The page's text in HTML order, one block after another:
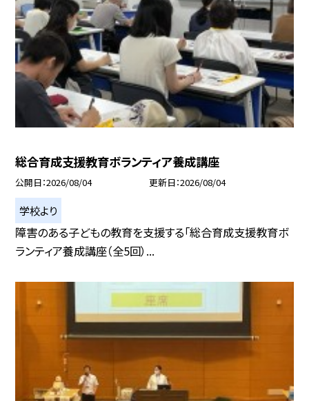
総合育成支援教育ボランティア養成講座
公開日 2026/08/04 更新日 2026/08/04
学校より
障害のある子どもの教育を支援する「総合育成支援教育ボ
ランティア養成講座（全5回）...